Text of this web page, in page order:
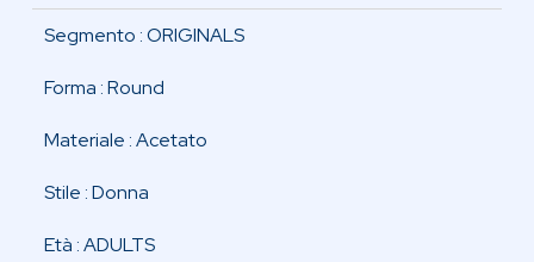
Segmento :ORIGINALS
Forma :Round
Materiale :Acetato
Stile :Donna
Età :ADULTS